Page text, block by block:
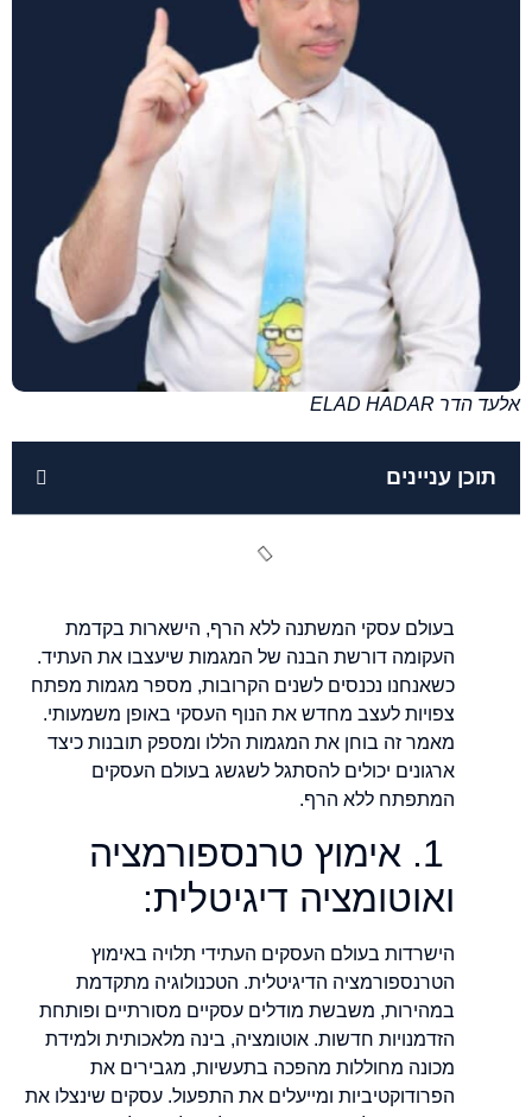
אלעד הדר ELAD HADAR
תוכן עניינים
בעולם עסקי המשתנה ללא הרף, הישארות בקדמת
העקומה דורשת הבנה של המגמות שיעצבו את העתיד.
כשאנחנו נכנסים לשנים הקרובות, מספר מגמות מפתח
צפויות לעצב מחדש את הנוף העסקי באופן משמעותי.
מאמר זה בוחן את המגמות הללו ומספק תובנות כיצד
ארגונים יכולים להסתגל לשגשג בעולם העסקים
המתפתח ללא הרף.
1. אימוץ טרנספורמציה
ואוטומציה דיגיטלית:
הישרדות בעולם העסקים העתידי תלויה באימוץ
הטרנספורמציה הדיגיטלית. הטכנולוגיה מתקדמת
במהירות, משבשת מודלים עסקיים מסורתיים ופותחת
הזדמנויות חדשות. אוטומציה, בינה מלאכותית ולמידת
מכונה מחוללות מהפכה בתעשיות, מגבירים את
הפרודוקטיביות ומייעלים את התפעול. עסקים שינצלו את